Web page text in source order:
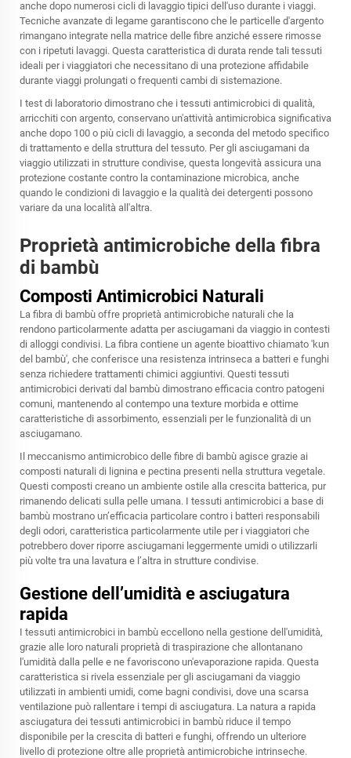
anche dopo numerosi cicli di lavaggio tipici dell'uso durante i viaggi.
Tecniche avanzate di legame garantiscono che le particelle d'argento
rimangano integrate nella matrice delle fibre anziché essere rimosse
con i ripetuti lavaggi. Questa caratteristica di durata rende tali tessuti
ideali per i viaggiatori che necessitano di una protezione affidabile
durante viaggi prolungati o frequenti cambi di sistemazione.
I test di laboratorio dimostrano che i tessuti antimicrobici di qualità,
arricchiti con argento, conservano un'attività antimicrobica significativa
anche dopo 100 o più cicli di lavaggio, a seconda del metodo specifico
di trattamento e della struttura del tessuto. Per gli asciugamani da
viaggio utilizzati in strutture condivise, questa longevità assicura una
protezione costante contro la contaminazione microbica, anche
quando le condizioni di lavaggio e la qualità dei detergenti possono
variare da una località all'altra.
Proprietà antimicrobiche della fibra
di bambù
Composti Antimicrobici Naturali
La fibra di bambù offre proprietà antimicrobiche naturali che la
rendono particolarmente adatta per asciugamani da viaggio in contesti
di alloggi condivisi. La fibra contiene un agente bioattivo chiamato 'kun
del bambù', che conferisce una resistenza intrinseca a batteri e funghi
senza richiedere trattamenti chimici aggiuntivi. Questi tessuti
antimicrobici derivati dal bambù dimostrano efficacia contro patogeni
comuni, mantenendo al contempo una texture morbida e ottime
caratteristiche di assorbimento, essenziali per le funzionalità di un
asciugamano.
Il meccanismo antimicrobico delle fibre di bambù agisce grazie ai
composti naturali di lignina e pectina presenti nella struttura vegetale.
Questi composti creano un ambiente ostile alla crescita batterica, pur
rimanendo delicati sulla pelle umana. I tessuti antimicrobici a base di
bambù mostrano un’efficacia particolare contro i batteri responsabili
degli odori, caratteristica particolarmente utile per i viaggiatori che
potrebbero dover riporre asciugamani leggermente umidi o utilizzarli
più volte tra una lavatura e l’altra in strutture condivise.
Gestione dell’umidità e asciugatura
rapida
I tessuti antimicrobici in bambù eccellono nella gestione dell'umidità,
grazie alle loro naturali proprietà di traspirazione che allontanano
l'umidità dalla pelle e ne favoriscono un'evaporazione rapida. Questa
caratteristica si rivela essenziale per gli asciugamani da viaggio
utilizzati in ambienti umidi, come bagni condivisi, dove una scarsa
ventilazione può rallentare i tempi di asciugatura. La natura a rapida
asciugatura dei tessuti antimicrobici in bambù riduce il tempo
disponibile per la crescita di batteri e funghi, offrendo un ulteriore
livello di protezione oltre alle proprietà antimicrobiche intrinseche.